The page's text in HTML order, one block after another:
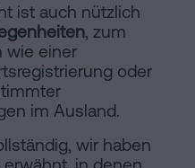
ist auch nützlich
, zum
wie einer
oder
im Ausland.
wir haben